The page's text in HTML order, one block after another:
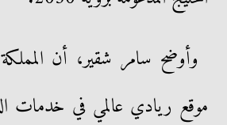
وأوضح سامر شقير، أن
موقع ريادي عالمي في خدمات